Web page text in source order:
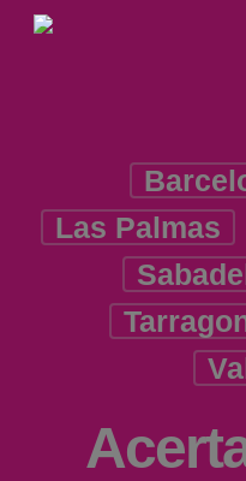
Skip
Las Palmas